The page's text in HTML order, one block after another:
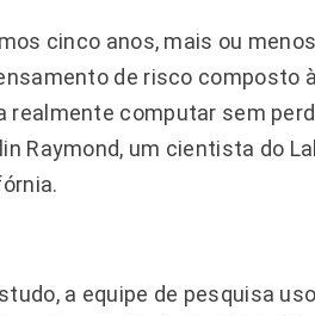
cinco anos, mais ou
de risco composto
realmente computar sem
Raymond, um cientista do
a equipe de pesquisa